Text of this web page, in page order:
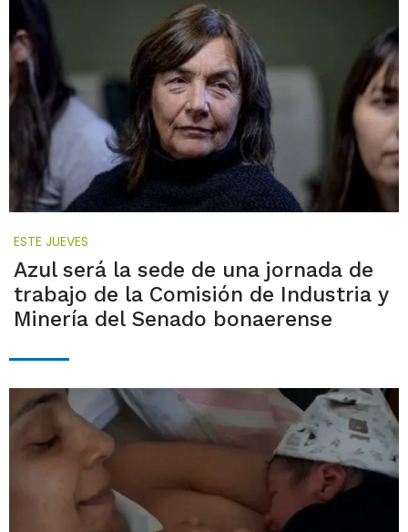
ESTE JUEVES
Azul será la sede de una jornada de
trabajo de la Comisión de Industria y
Minería del Senado bonaerense